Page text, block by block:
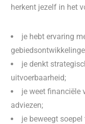
herkent jezelf in het
je hebt ervaring
je denkt
uitvoerbaarheid;
je weet financiële
adviezen;
je beweegt